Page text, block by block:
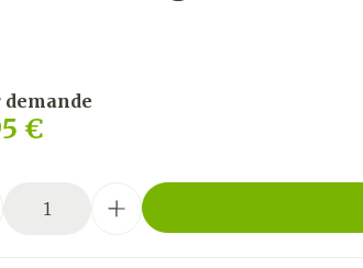
€
demande